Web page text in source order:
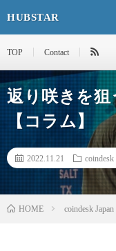
HUBSTAR
TOP Contact
返り咲きを狙
【コラム】
2022.11.21 coindesk
HOME coindesk Japan